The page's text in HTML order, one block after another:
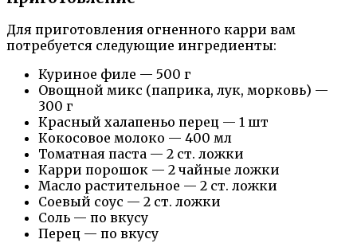
Для приготовления огненного карри вам
потребуется следующие ингредиенты:
Куриное филе — 500 г
Овощной микс (паприка, лук, морковь) —
300 г
Красный халапеньо перец — 1 шт
Кокосовое молоко — 400 мл
Томатная паста — 2 ст. ложки
Карри порошок — 2 чайные ложки
Масло растительное — 2 ст. ложки
Соевый соус — 2 ст. ложки
Соль — по вкусу
Перец — по вкусу